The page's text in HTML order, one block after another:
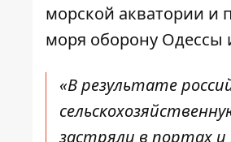
морской акватории и
моря оборону Одессы
«В результате
застряли в портах